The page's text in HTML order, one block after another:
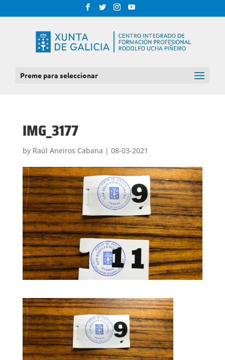
Preme para seleccionar
IMG_3177
by Raúl Aneiros Cabana | 08-03-2021